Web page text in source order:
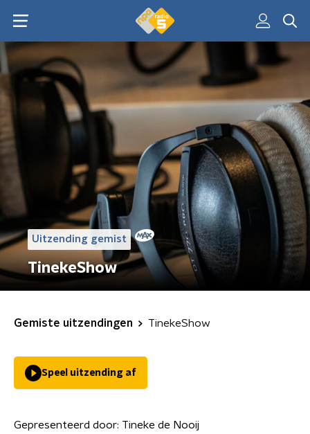
Uitzending gemist
TinekeShow
Gemiste uitzendingen TinekeShow
Speel uitzending af
Gepresenteerd door: Tineke de Nooij